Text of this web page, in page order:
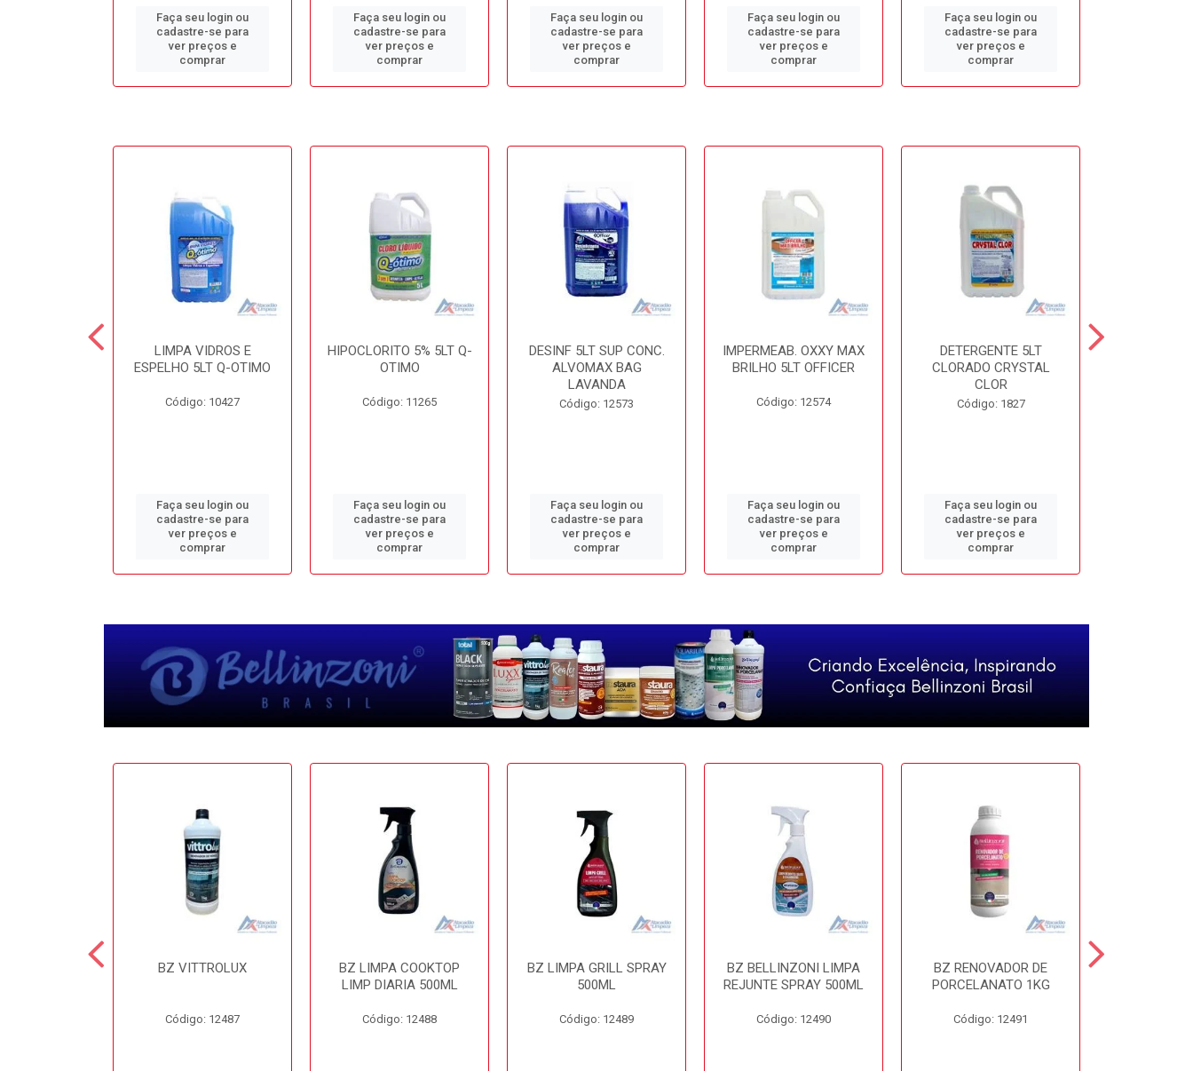
Faça seu login ou
cadastre-se para
ver preços e
comprar
Faça seu login ou
cadastre-se para
ver preços e
comprar
Faça seu login ou
cadastre-se para
ver preços e
comprar
Faça seu login ou
cadastre-se para
ver preços e
comprar
Faça seu login ou
cadastre-se para
ver preços e
comprar
LIMPA VIDROS E
ESPELHO 5LT Q-OTIMO
Código: 10427
Faça seu login ou
cadastre-se para
ver preços e
comprar
HIPOCLORITO 5% 5LT Q-
OTIMO
Código: 11265
Faça seu login ou
cadastre-se para
ver preços e
comprar
DESINF 5LT SUP CONC.
ALVOMAX BAG
LAVANDA
Código: 12573
Faça seu login ou
cadastre-se para
ver preços e
comprar
IMPERMEAB. OXXY MAX
BRILHO 5LT OFFICER
Código: 12574
Faça seu login ou
cadastre-se para
ver preços e
comprar
DETERGENTE 5LT
CLORADO CRYSTAL
CLOR
Código: 1827
Faça seu login ou
cadastre-se para
ver preços e
comprar
BZ VITTROLUX
Código: 12487
BZ LIMPA COOKTOP
LIMP DIARIA 500ML
Código: 12488
BZ LIMPA GRILL SPRAY
500ML
Código: 12489
BZ BELLINZONI LIMPA
REJUNTE SPRAY 500ML
Código: 12490
BZ RENOVADOR DE
PORCELANATO 1KG
Código: 12491